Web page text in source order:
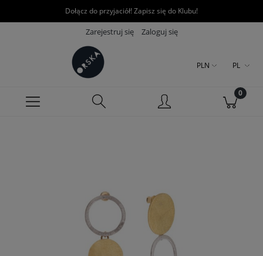
Dołącz do przyjaciół! Zapisz się do Klubu!
Zarejestruj się Zaloguj się
PLN PL